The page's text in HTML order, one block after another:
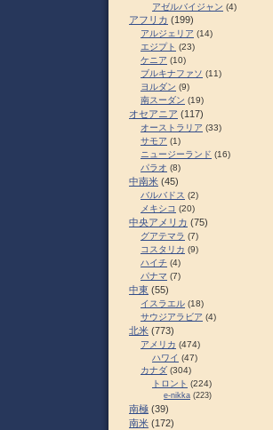
アゼルバイジャン (4)
アフリカ (199)
アルジェリア (14)
エジプト (23)
ケニア (10)
ブルキナファソ (11)
ヨルダン (9)
南スーダン (19)
オセアニア (117)
オーストラリア (33)
サモア (1)
ニュージーランド (16)
パラオ (8)
中南米 (45)
バルバドス (2)
メキシコ (20)
中央アメリカ (75)
グアテマラ (7)
コスタリカ (9)
ハイチ (4)
パナマ (7)
中東 (55)
イスラエル (18)
サウジアラビア (4)
北米 (773)
アメリカ (474)
ハワイ (47)
カナダ (304)
トロント (224)
e-nikka (223)
南極 (39)
南米 (172)